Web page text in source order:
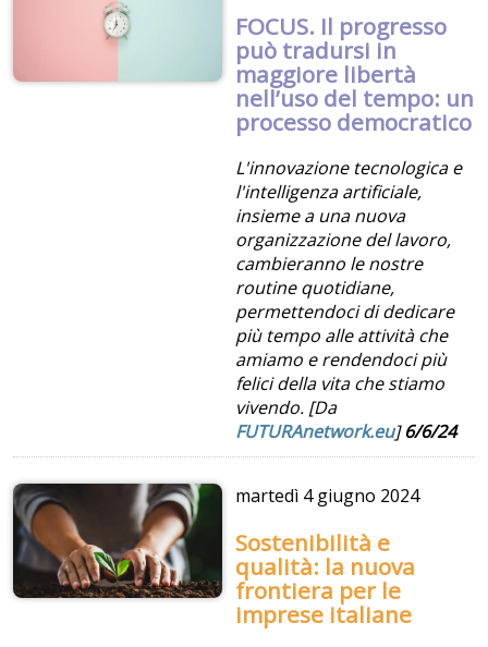
FOCUS. Il progresso
può tradursi in
maggiore libertà
nell’uso del tempo: un
processo democratico
L'innovazione tecnologica e
l'intelligenza artificiale,
insieme a una nuova
organizzazione del lavoro,
cambieranno le nostre
routine quotidiane,
permettendoci di dedicare
più tempo alle attività che
amiamo e rendendoci più
felici della vita che stiamo
vivendo. [Da
FUTURAnetwork.eu]6/6/24
martedì 4 giugno 2024
Sostenibilità e
qualità: la nuova
frontiera per le
imprese italiane